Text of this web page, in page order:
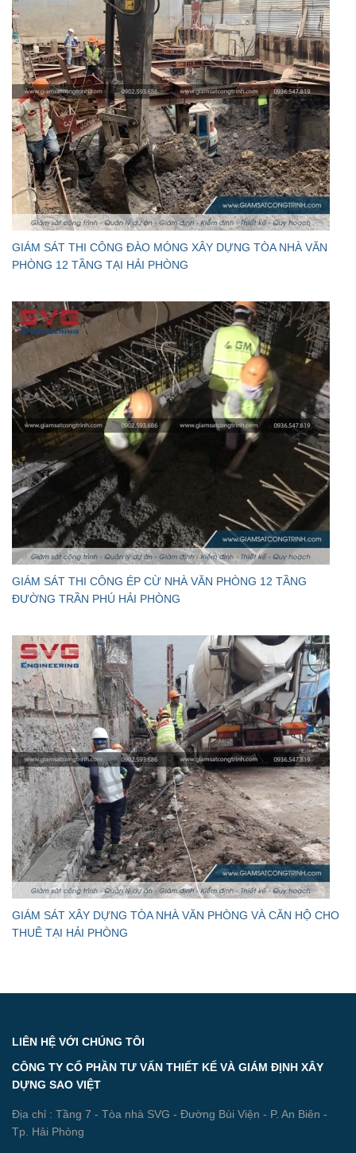
GIÁM SÁT THI CÔNG ĐÀO MÓNG XÂY DỰNG TÒA NHÀ VĂN
PHÒNG 12 TẦNG TẠI HẢI PHÒNG
GIÁM SÁT THI CÔNG ÉP CỪ NHÀ VĂN PHÒNG 12 TẦNG
ĐƯỜNG TRẦN PHÚ HẢI PHÒNG
GIÁM SÁT XÂY DỰNG TÒA NHÀ VĂN PHÒNG VÀ CĂN HỘ CHO
THUÊ TẠI HẢI PHÒNG
LIÊN HỆ VỚI CHÚNG TÔI
CÔNG TY CỔ PHẦN TƯ VẤN THIẾT KẾ VÀ GIÁM ĐỊNH XÂY
DỰNG SAO VIỆT
Địa chỉ : Tầng 7 - Tòa nhà SVG - Đường Bùi Viện - P. An Biên -
Tp. Hải Phòng